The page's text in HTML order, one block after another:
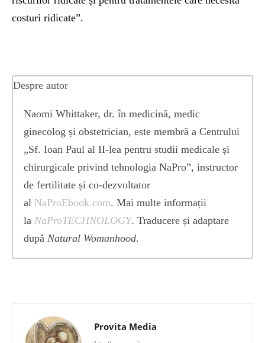
costuri ridicate”.
Despre autor
Naomi Whittaker, dr. în medicină, medic
ginecolog și obstetrician, este membră a Centrului
„Sf. Ioan Paul al II-lea pentru studii medicale și
chirurgicale privind tehnologia NaPro”, instructor
de fertilitate și co-dezvoltator
al NaProEbook.com. Mai multe informații
la NaProTECHNOLOGY. Traducere și adaptare
după Natural Womanhood.
Provita Media